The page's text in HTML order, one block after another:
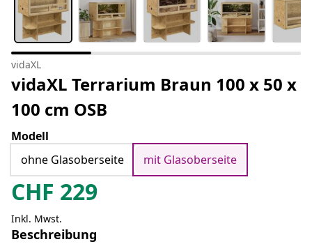
vidaXL
vidaXL Terrarium Braun 100 x 50 x
100 cm OSB
Modell
ohne Glasoberseite
mit Glasoberseite
CHF 229
Inkl. Mwst.
Beschreibung